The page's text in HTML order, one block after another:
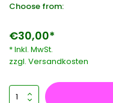
Choose from:
€30,00*
* Inkl. MwSt.
zzgl. Versandkosten